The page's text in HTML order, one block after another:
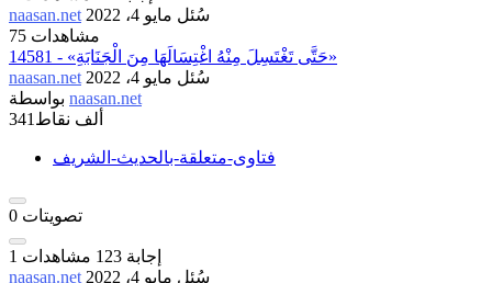
naasan.net
سُئل مايو 4، 2022
75 مشاهدات
14581 - «حَتَّى تَغْتَسِلَ مِنْهُ اغْتِسَالَهَا مِنَ الْجَنَابَةِ»
naasan.net
سُئل مايو 4، 2022
naasan.net
341ألف نقاط
فتاوى-متعلقة-بالحديث-الشريف
0 تصويتات
1 إجابة 123 مشاهدات
naasan.net
سُئل مايو 4، 2022